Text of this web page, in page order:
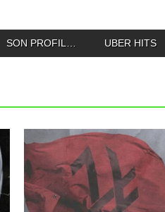
SON PROFIL… UBER HITS
30.11.17
PHINEHAS : DARK FLAG
A La Mirada, Californie, il y a un Holiday
Inn, un...